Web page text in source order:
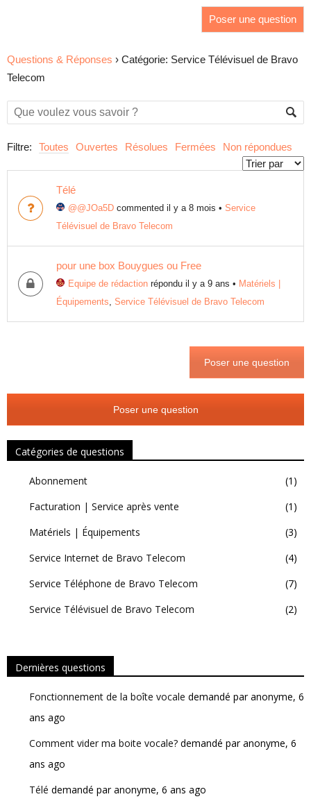
Poser une question
Questions & Réponses › Catégorie: Service Télévisuel de Bravo
Telecom
Filtre: Toutes Ouvertes Résolues Fermées Non répondues
Télé
@@JOa5D commented il y a 8 mois • Service
Télévisuel de Bravo Telecom
pour une box Bouygues ou Free
Equipe de rédaction répondu il y a 9 ans • Matériels |
Équipements, Service Télévisuel de Bravo Telecom
Poser une question
Poser une question
Catégories de questions
Abonnement
(1)
Facturation | Service après vente
(1)
Matériels | Équipements
(3)
Service Internet de Bravo Telecom
(4)
Service Téléphone de Bravo Telecom
(7)
Service Télévisuel de Bravo Telecom
(2)
Dernières questions
Fonctionnement de la boîte vocale demandé par anonyme, 6
ans ago
Comment vider ma boite vocale? demandé par anonyme, 6
ans ago
Télé demandé par anonyme, 6 ans ago
VOUS N'AVEZ PAS ENCORE PRIS VOTRE DÉCISION ?
Inscrivez-vous pour rester au courant de nos dernières offres promotionnelles.